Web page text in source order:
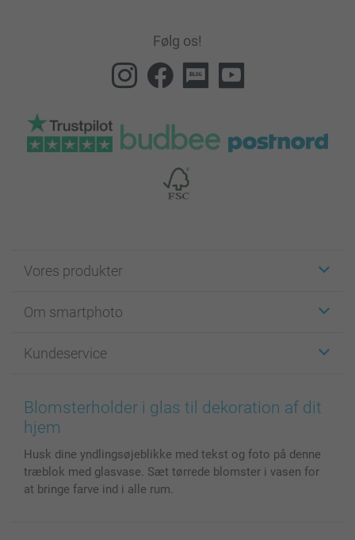
Følg os!
Vores produkter
Fotokort
Fotobøger
Billeder, Plakater & Fotohæfter
Cover til mobil & tablet
Fotokalender & Kalenderbog
Fotorammer & Tilbehør
Om smartphoto
For affiliate
Cookie Policy
Sitemap
Investor Relations
Kundeservice
100% tilfredshedsgaranti
smartbonus
Status for ordrer
Blomsterholder i glas til dekoration af dit
hjem
Husk dine yndlingsøjeblikke med tekst og foto på denne
træblok med glasvase. Sæt tørrede blomster i vasen for
at bringe farve ind i alle rum.